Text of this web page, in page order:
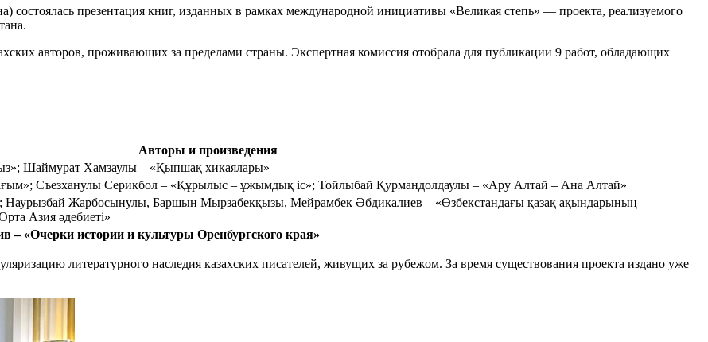
состоялась презентация книг, изданных в рамках международной инициативы «Великая степь» — проекта, реализуемого
авторов, проживающих за пределами страны. Экспертная комиссия отобрала для публикации 9 работ, обладающих
Авторы и произведения
Шаймурат Хамзаулы – «Қыпшақ хикаялары»
Съезханулы Серикбол – «Құрылыс – ұжымдық іс»; Тойлыбай Қурмандолдаулы – «Ару Алтай – Ана Алтай»
Наурызбай Жарбосынулы, Баршын Мырзабекқызы, Мейрамбек Әбдикалиев – «Өзбекстандағы қазақ ақындарының
Азия әдебиеті»
– «Очерки истории и культуры Оренбургского края»
литературного наследия казахских писателей, живущих за рубежом. За время существования проекта издано уже